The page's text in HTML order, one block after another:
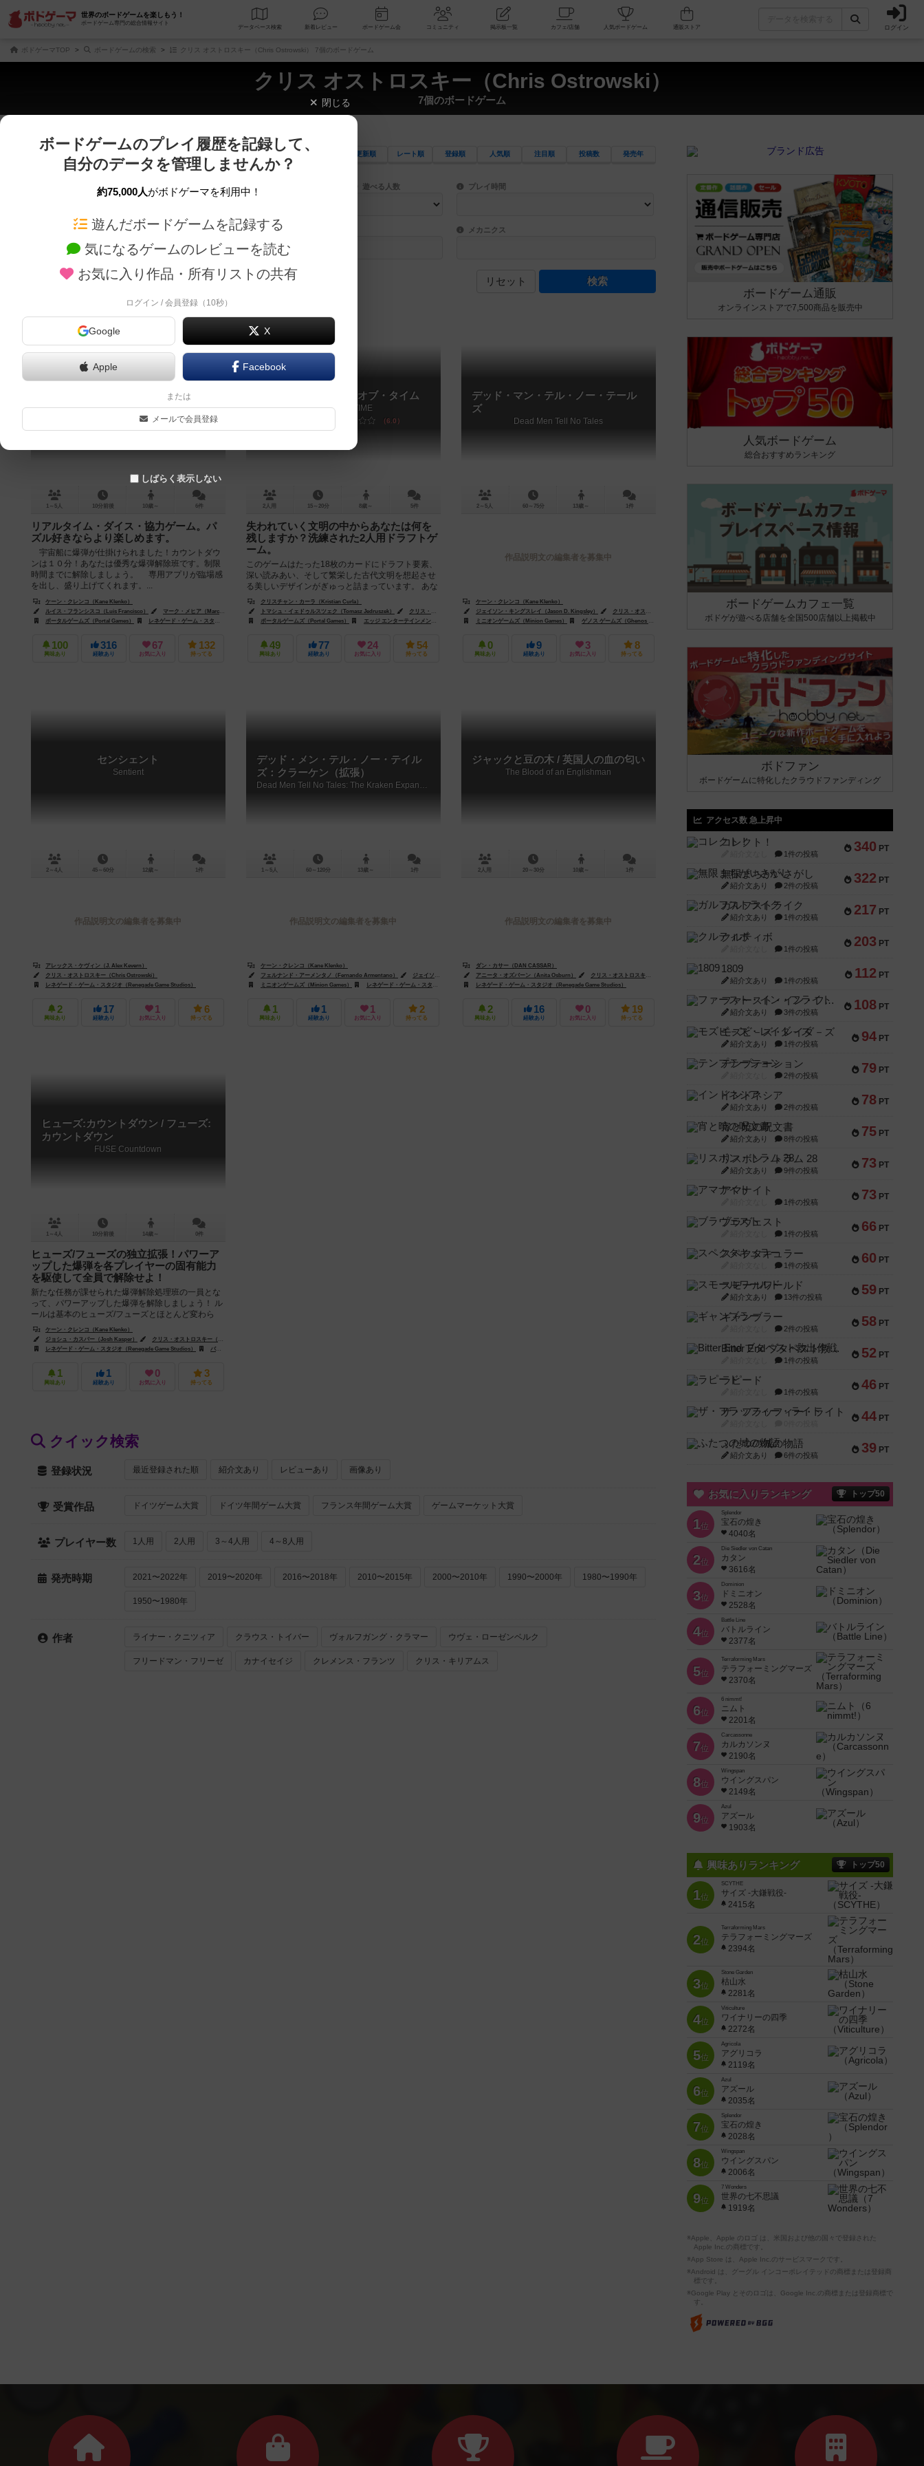
世界のボードゲームを楽しもう！
ボードゲーム専門の総合情報サイト
データベース 検索 新着レビュー ボードゲーム会 コミュニティ 掲示板一覧 カフェ/店舗 人気ボードゲーム ログイン
ボドゲーマTOP ボードゲームの検索 クリス オストロスキー（Chris Ostrowski） 7個のボードゲーム
クリス オストロスキー（Chris Ostrowski）
7個のボードゲーム
じっくり表示 更新順 レート順 登録順 人気順 注目順 投稿数 発売年
商品名、商品説明文、デザイナー名、テーマ名、メカニクス名を対象にフリーワード検索ができます。
ゲームデザイナー名を指定して検索できます。
ゲームデザイナー プレイ対象人数に含まれるボードゲームを指定します。
遊べる人数 目安となる所要時間を指定することができます。マニュアルを読む時間や参加者へのルール説明時間は含まれていないため、初めて
プレイ時間
対象年齢を指定します。 世界観や登場人物などモチーフ・ストーリーを指定することができます。直感的にゲームシステムを理解できるよう、中世ファンタジー・クッキング・海賊同士の対決など、ゲームコンセプトを絞
テーマ/フレーバー ゲーム性を構成するコアシステムです。主にボードゲームに慣れている方向けの絞込機能です。例えば「ダイスロール」はランダ
メカニクス
リセット
ヒューズ / フューズ
FUSE
6.1
1～5人 10分前後 10歳～ 6件
リアルタイム・ダイス・協力ゲーム。パ
ズル好きならより楽しめます。
宇宙船に爆弾が仕掛けられました！カウントダウ
ンは１０分！あなたは優秀な爆弾解除班です。制限
時間までに解除しましょう。 専用アプリが臨場感
を出し、盛り上げてくれます。...
ケーン・クレンコ（Kane Klenko）
ルイス・フランシスコ（Luis Francisco）
マーク・メヒア（Marc Mejia）
クリス・オストロスキー（Chris Ostrowski）
ポータルゲームズ（Portal Games）
レネゲード・ゲーム・スタジオ（Renegade Game Studios）
100
興味あり
316
経験あり
67
お気に入り
132
持ってる
時の潮流 / タイズ・オブ・タイム
TIDES OF TIME
6.0
2人用 15～20分 8歳～ 5件
失われていく文明の中からあなたは何を
残しますか？洗練された2人用ドラフトゲ
ーム。
このゲームはたった18枚のカードにドラフト要素、
深い読みあい、そして繁栄した古代文明を想起させ
る美しいデザインがぎゅっと詰まっています。 あな
たがこのゲームで行うことは...
クリスチャン・カーラ（Kristian Čurla）
トマシュ・イェドゥルスツェク（Tomasz Jedruszek）
クリス・オストロスキー（Chris Ostrowski）
ダン・ピロー（Dan Pellow）
ポータルゲームズ（Portal Games）
エッジ エンターテインメント（Edge Entertainment） ファンボックス・ジョゴス（FunBox Jogos）
49
興味あり
77
経験あり
24
お気に入り
54
持ってる
デッド・マン・テル・ノー・テール
ズ
Dead Men Tell No Tales
2～5人 60～75分 13歳～ 1件
作品説明文の編集者を募集中
ケーン・クレンコ（Kane Klenko）
ジェイソン・キングスレイ（Jason D. Kingsley）
クリス・オストロスキー（Chris Ostrowski）
ミニオンゲームズ（Minion Games）
ゲノス ゲームズ（Ghenos Games） ミープルBRジョゴス（Meeple BR Jogos）
0
興味あり
9
経験あり
3
お気に入り
8
持ってる
センシェント
Sentient
2～4人 45～60分 12歳～ 1件
作品説明文の編集者を募集中
アレックス・ケヴィン（J. Alex Kevern）
クリス・オストロスキー（Chris Ostrowski）
レネゲード・ゲーム・スタジオ（Renegade Game Studios）
2
興味あり
17
経験あり
1
お気に入り
6
持ってる
デッド・メン・テル・ノー・テイル
ズ：クラーケン（拡張）
Dead Men Tell No Tales: The Kraken Expansion
1～5人 60～120分 13歳～ 1件
作品説明文の編集者を募集中
ケーン・クレンコ（Kane Klenko）
フェルナンド・アーメンタノ（Fernando Armentano）
ジェイソン・キングスレイ（Jason D. Kingsley）
クリス・オストロスキー（Chris Ostrowski）
ミニオンゲームズ（Minion Games）
レネゲード・ゲーム・スタジオ（Renegade Game Studios）
1
興味あり
1
経験あり
1
お気に入り
2
持ってる
ジャックと豆の木 / 英国人の血の匂い
The Blood of an Englishman
2人用 20～30分 10歳～ 1件
作品説明文の編集者を募集中
ダン・カサー（DAN CASSAR）
アニータ・オズバーン（Anita Osburn）
クリス・オストロスキー（Chris Ostrowski）
レネゲード・ゲーム・スタジオ（Renegade Game Studios）
2
興味あり
16
経験あり
0
お気に入り
19
持ってる
ヒューズ:カウントダウン / フューズ:
カウントダウン
FUSE Countdown
1～4人 10分前後 14歳～ 0件
ヒューズ/フューズの独立拡張！パワーア
ップした爆弾を各プレイヤーの固有能力
を駆使して全員で解除せよ！
新たな任務が課せられた爆弾解除処理班の一員とな
って、パワーアップした爆弾を解除しましょう！ ル
ールは基本のヒューズ/フューズとほとんど変わら
ず、全員で協力して10分以内...
ケーン・クレンコ（Kane Klenko）
ジョシュ・カスパー（Josh Kasper）
クリス・オストロスキー（Chris Ostrowski）
レネゲード・ゲーム・スタジオ（Renegade Game Studios）
バナナゲームズ（Banana Games）
1
興味あり
1
経験あり
0
お気に入り
3
持ってる
クイック検索
登録状況 最近登録された順 紹介文あり レビューあり 画像あり
受賞作品 ドイツゲーム大賞 ドイツ年間ゲーム大賞 フランス年間ゲーム大賞 ゲームマーケット大賞
プレイヤー数 1人用 2人用 3～4人用 4～8人用
発売時期 2021〜2022年 2019〜2020年 2016〜2018年 2010〜2015年 2000〜2010年 1990〜2000年 1980〜1990年
1950〜1980年
作者 ライナー・クニツィア クラウス・トイバー ヴォルフガング・クラマー ウヴェ・ローゼンベルク
フリードマン・フリーゼ カナイセイジ クレメンス・フランツ クリス・キリアムス
ボードゲーム通販
オンラインストアで7,500商品を販売中
人気ボードゲーム
総合おすすめランキング
ボードゲームカフェ一覧
ボドゲが遊べる店舗を全国500店舗以上掲載中
ボドファン
ボードゲームに特化したクラウドファンディング
アクセス数 急上昇中
340 PT
コレクト！
1件の投稿
322 PT
無限まちがいさがし
紹介文あり 2件の投稿
217 PT
ガルフストライク
紹介文あり 1件の投稿
203 PT
クルティボ
1件の投稿
112 PT
1809
紹介文あり 1件の投稿
108 PT
ファースト・イン・フライト
紹介文あり 3件の投稿
94 PT
モズビ－ズ・レイダ－ズ
紹介文あり 1件の投稿
79 PT
テンプテーション
2件の投稿
78 PT
インドネシア
紹介文あり 2件の投稿
75 PT
宵と暁の呪文書
紹介文あり 8件の投稿
73 PT
リスボン・トラム 28
紹介文あり 9件の投稿
73 PT
アマナイト
1件の投稿
66 PT
ブラヴェスト
1件の投稿
60 PT
スペクタキュラー
1件の投稿
59 PT
スモールワールド
紹介文あり 13件の投稿
58 PT
ギャンブラー
2件の投稿
52 PT
Bitter End ブタペスト救出作戦
1件の投稿
46 PT
ラピード
1件の投稿
44 PT
ザ・フラッフィー・ライト
39 PT
ふたつの城の物語
紹介文あり 6件の投稿
お気に入りランキング トップ50
1位
Splendor
宝石の煌き
4040名
2位
Die Siedler von Catan
カタン
3616名
3位
Dominion
ドミニオン
2528名
4位
Battle Line
バトルライン
2377名
5位
Terraforming Mars
テラフォーミングマーズ
2370名
6位
6 nimmt!
ニムト
2201名
7位
Carcassonne
カルカソンヌ
2190名
8位
Wingspan
ウイングスパン
2149名
9位
Azul
アズール
1903名
興味ありランキング トップ50
1位
SCYTHE
サイズ -大鎌戦役-
2415名
2位
Terraforming Mars
テラフォーミングマーズ
2394名
3位
Stone Garden
枯山水
2281名
4位
Viticulture
ワイナリーの四季
2272名
5位
Agricola
アグリコラ
2119名
6位
Azul
アズール
2035名
7位
Splendor
宝石の煌き
2028名
8位
Wingspan
ウイングスパン
2006名
9位
7 Wonders
世界の七不思議
1919名
※Apple、Apple のロゴ は、米国および他の国々で登録された
Apple Inc.の商標です。
※App Store は、Apple Inc.のサービスマークです。
※Android は、グーグル インコーポレイテッドの商標または登録商
標です。
※Google Play とそのロゴは、Google Inc.の商標または登録商標で
す。
閉じる
ボードゲームのプレイ履歴を記録して、
自分のデータを管理しませんか？
約75,000人がボドゲーマを利用中！
遊んだボードゲームを記録する
気になるゲームのレビューを読む
お気に入り作品・所有リストの共有
ログイン / 会員登録（10秒）
Google X
Apple Facebook
または
メールで会員登録
しばらく表示しない